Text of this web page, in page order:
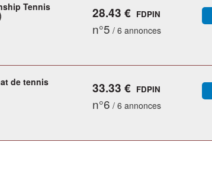
Tennis 28.43 € FDPIN
n°5 / 6 annonces
de tennis 33.33 € FDPIN
n°6 / 6 annonces